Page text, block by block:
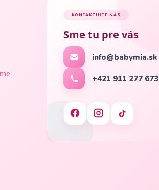
KONTAKTUJTE NÁS
Sme tu pre vás
info@babymia.sk
+421 911 277 673